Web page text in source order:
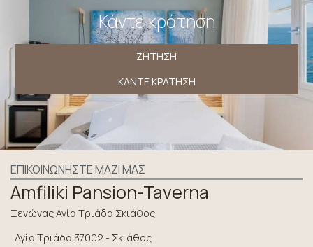
Κάντε κράτηση
ΖΉΤΗΣΗ
ΚΆΝΤΕ ΚΡΆΤΗΣΗ
ΕΠΙΚΟΙΝΩΝΉΣΤΕ ΜΑΖΊ ΜΑΣ
Amfiliki Pansion-Taverna
Ξενώνας Αγία Τριάδα Σκιάθος
Αγία Τριάδα 37002 - Σκιάθος